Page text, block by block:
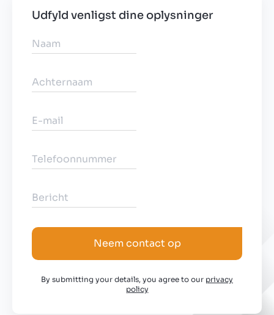
Udfyld venligst dine oplysninger
Neem contact op
By submitting your details, you agree to our privacy
policy